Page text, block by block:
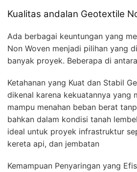
Kualitas andalan Geotextile
Ada berbagai keuntungan yang
Non Woven menjadi pilihan yang
banyak proyek. Beberapa di
Ketahanan yang Kuat dan Stabil
dikenal karena kekuatannya yang
mampu menahan beban berat
bahkan dalam kondisi tanah
ideal untuk proyek infrastruktur
kereta api, dan jembatan
Kemampuan Penyaringan yang